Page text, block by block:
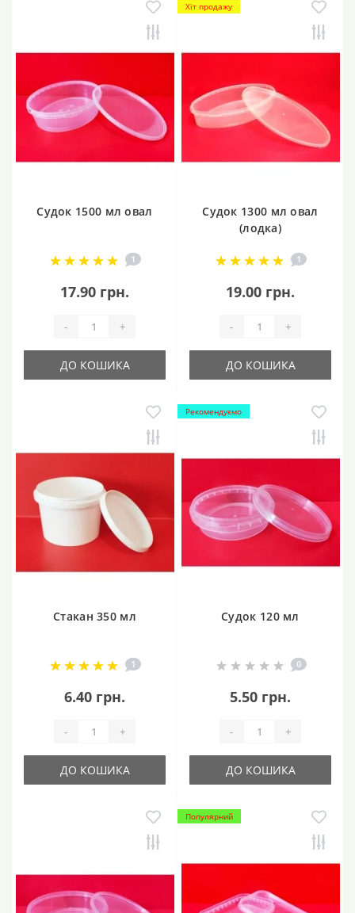
Судок 1500 мл овал
1
17.90 грн.
- +
ДО КОШИКА
Хіт продажу
Судок 1300 мл овал
(лодка)
1
19.00 грн.
- +
ДО КОШИКА
Стакан 350 мл
1
6.40 грн.
- +
ДО КОШИКА
Рекомендуємо
Судок 120 мл
0
5.50 грн.
- +
ДО КОШИКА
Популярний